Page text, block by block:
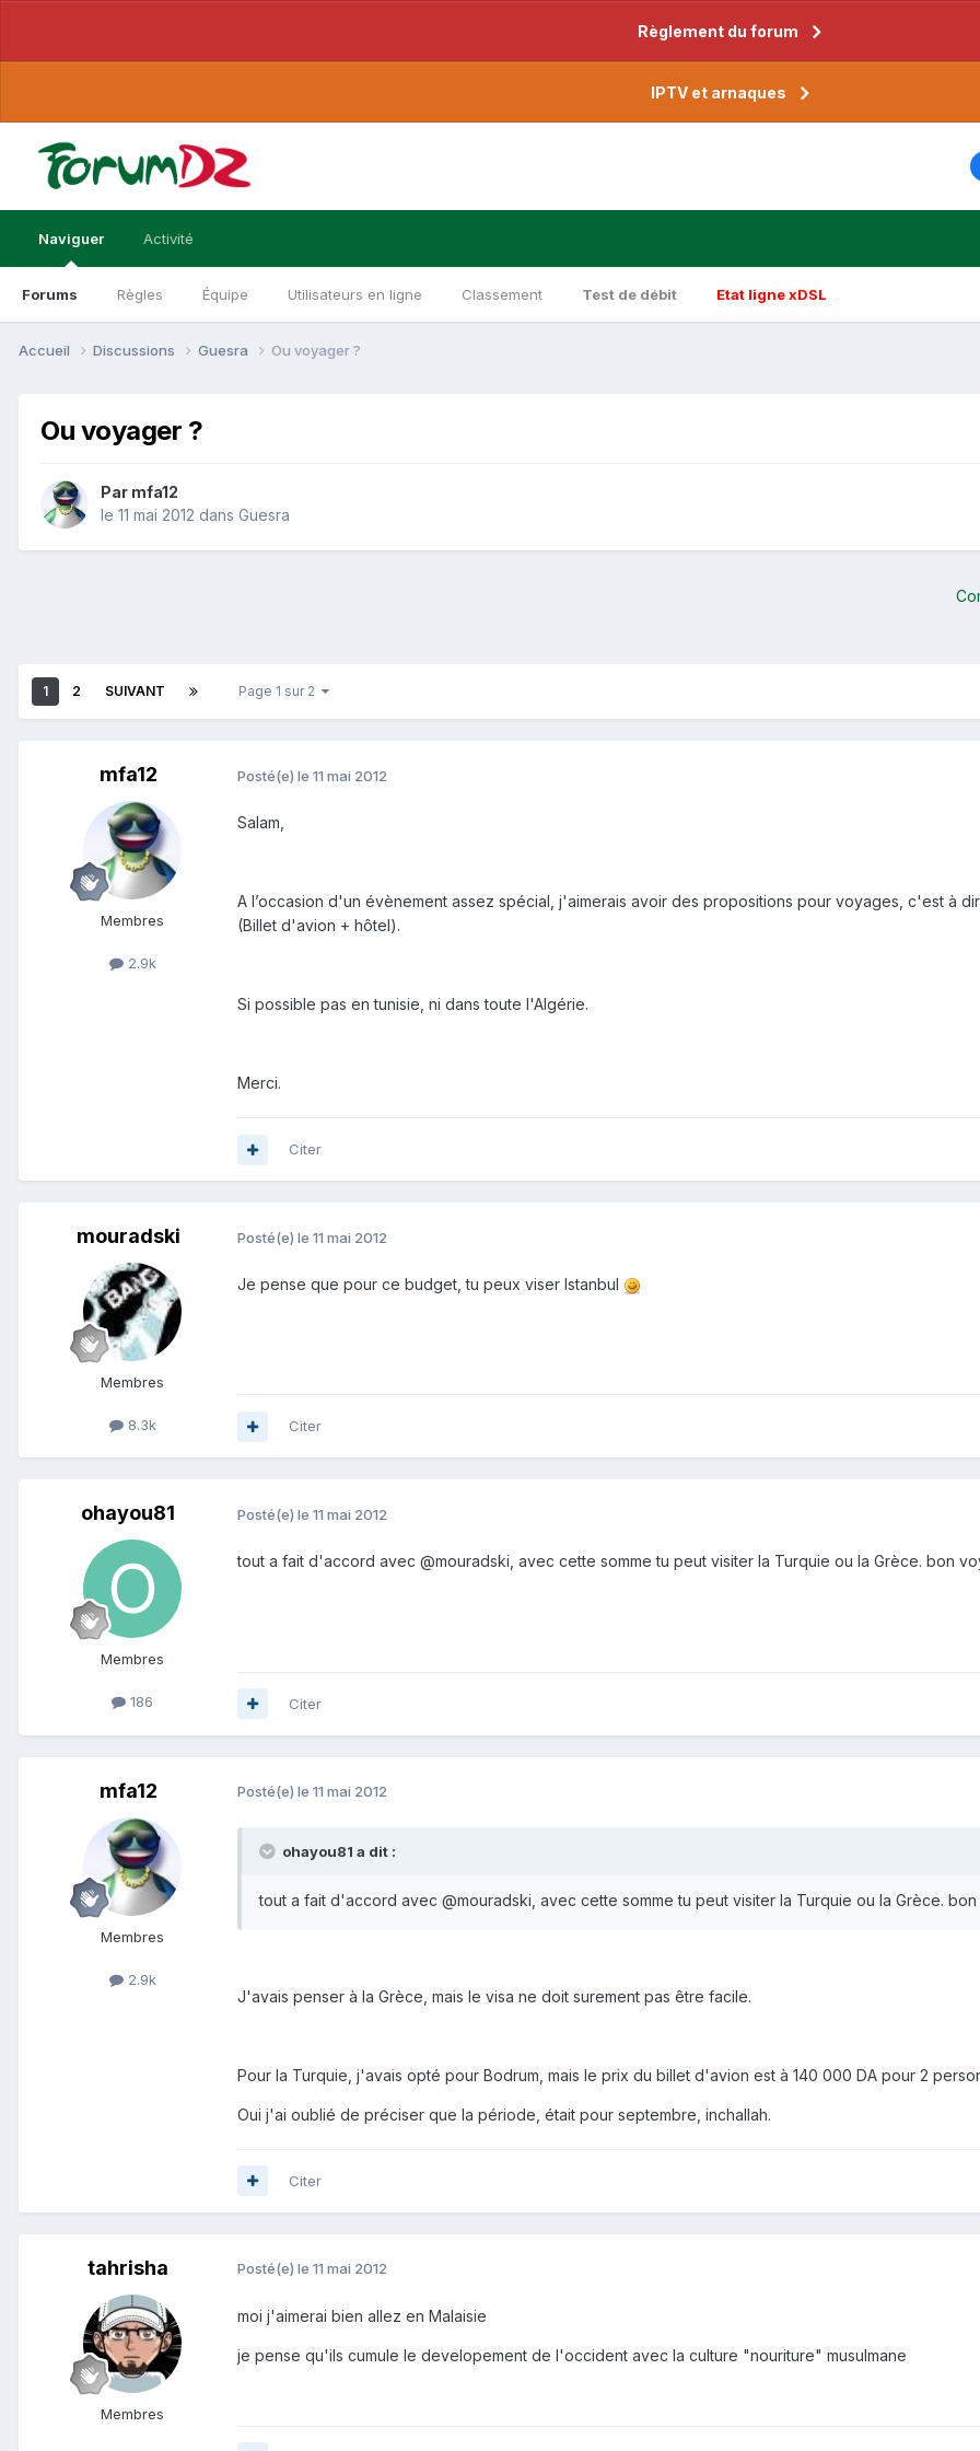
Règlement du forum
IPTV et arnaques
Naviguer
Forums Règles Équipe Utilisateurs en ligne Classement Test de débit Etat ligne xDSL
Activité
Accueil Discussions Guesra Ou voyager ?
Ou voyager ?
Par mfa12
le 11 mai 2012 dans Guesra
1 2 SUIVANT Page 1 sur 2
mfa12
Membres
2.9k
Posté(e) le 11 mai 2012
Salam,
A l’occasion d'un évènement assez spécial, j'aimerais avoir des propositions pour voyages, c'est à
(Billet d'avion + hôtel).
Si possible pas en tunisie, ni dans toute l'Algérie.
Merci.
Citer
mouradski
Membres
8.3k
Posté(e) le 11 mai 2012
Je pense que pour ce budget, tu peux viser Istanbul
Citer
ohayou81
Membres
186
Posté(e) le 11 mai 2012
tout a fait d'accord avec @mouradski, avec cette somme tu peut visiter la Turquie ou la Grèce. bon
Citer
mfa12
Membres
2.9k
Posté(e) le 11 mai 2012
ohayou81 a dit :
tout a fait d'accord avec @mouradski, avec cette somme tu peut visiter la Turquie ou la Grèce.
J'avais penser à la Grèce, mais le visa ne doit surement pas être facile.
Pour la Turquie, j'avais opté pour Bodrum, mais le prix du billet d'avion est à 140 000 DA pour 2
Oui j'ai oublié de préciser que la période, était pour septembre, inchallah.
Citer
tahrisha
Membres
Posté(e) le 11 mai 2012
moi j'aimerai bien allez en Malaisie
je pense qu'ils cumule le developement de l'occident avec la culture "nouriture" musulmane